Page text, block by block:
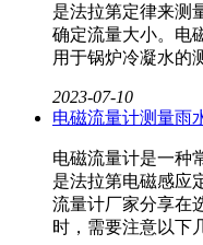
是法拉第定律来测
确定流量大小。电
用于锅炉冷凝水的
2023-07-10
电磁流量计测量雨
电磁流量计是一种
是法拉第电磁感应
流量计厂家​分享在
时，需要注意以下